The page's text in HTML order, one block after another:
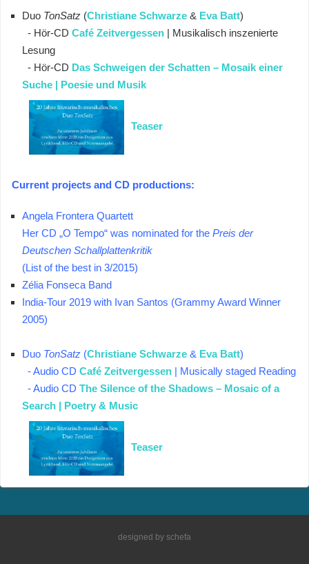
Duo TonSatz (Christiane Schwarze & Eva Batt)
- Hör-CD Café Zeitvergessen | Musikalisch inszenierte
Lesung
- Hör-CD Das Schweigen der Schatten – Mosaik einer
Suche | Poesie und Musik
Teaser
Current projects and CD productions:
Angela Frontera Quartett
Her CD „O Tempo“ was nominated for the Preis der
Deutschen Schallplattenkritik
(List of the best in 3/2015)
Zélia Fonseca Band
India-Tour 2019 with Ivan Santos (Grammy Award Winner
2005)
Duo TonSatz (Christiane Schwarze & Eva Batt)
- Audio CD Café Zeitvergessen | Musically staged Reading
- Audio CD The Silence of the Shadows – Mosaic of a
Search | Poetry & Music
Teaser
designed by schefa